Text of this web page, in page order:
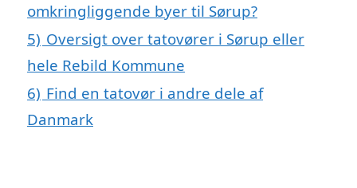
omkringliggende byer til Sørup?
5) Oversigt over tatovører i Sørup eller
hele Rebild Kommune
6) Find en tatovør i andre dele af
Danmark